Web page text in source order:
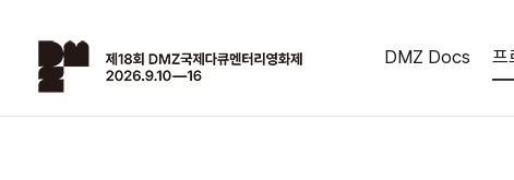
DMZ Docs 프